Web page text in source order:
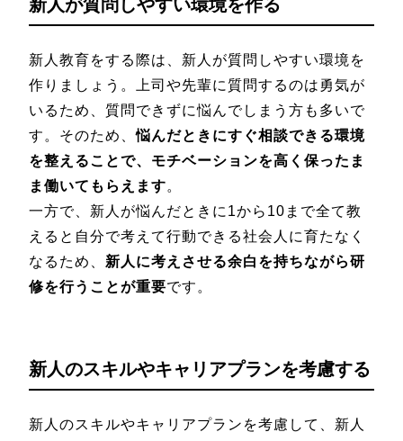
新人が質問しやすい環境を作る
新人教育をする際は、新人が質問しやすい環境を
作りましょう。上司や先輩に質問するのは勇気が
いるため、質問できずに悩んでしまう方も多いで
す。そのため、悩んだときにすぐ相談できる環境
を整えることで、モチベーションを高く保ったま
ま働いてもらえます。
一方で、新人が悩んだときに1から10まで全て教
えると自分で考えて行動できる社会人に育たなく
なるため、 新人に考えさせる余白を持ちながら研
修を行うことが重要です。
新人のスキルやキャリアプランを考慮する
新人のスキルやキャリアプランを考慮して、新人